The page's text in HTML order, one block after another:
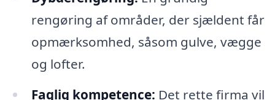
rengøring af områder, der sjældent får
opmærksomhed, såsom gulve, vægge
og lofter.
Faglig kompetence: Det rette firma vil